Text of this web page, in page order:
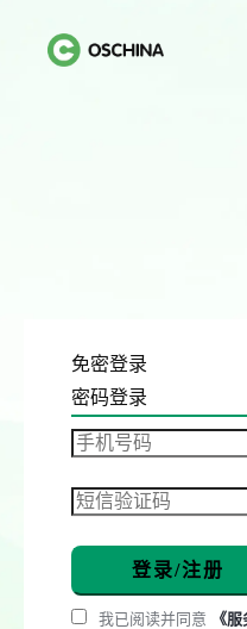
免密登录
密码登录
登录/注册
我已阅读并同意 《